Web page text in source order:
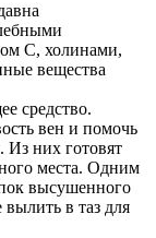
С, холинами,
вещества
средство.
вен и помочь
них готовят
места. Одним
высушенного
в таз для